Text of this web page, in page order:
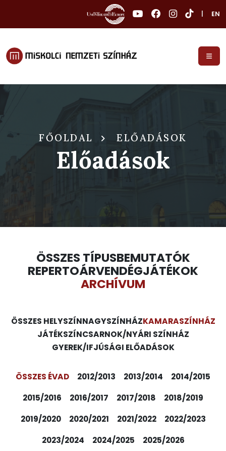
EN
FŐOLDAL ELŐADÁSOK
Előadások
ÖSSZES TÍPUSBEMUTATÓK
REPERTOÁRVENDÉGJÁTÉKOK
ARCHÍVUM
ÖSSZES HELYSZÍNNAGYSZÍNHÁZKAMARASZÍNHÁZ
JÁTÉKSZÍNCSARNOK/NYÁRI SZÍNHÁZ
GYEREK/IFJÚSÁGI ELŐADÁSOK
ÖSSZES ÉVAD 2012/2013 2013/2014
2014/2015
2015/2016
2016/2017 2017/2018
2018/2019
2019/2020
2020/2021 2021/2022
2022/2023
2023/2024
2024/2025 2025/2026